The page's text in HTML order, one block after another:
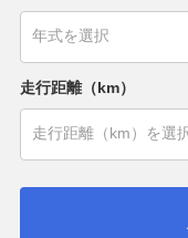
走行距離（km）